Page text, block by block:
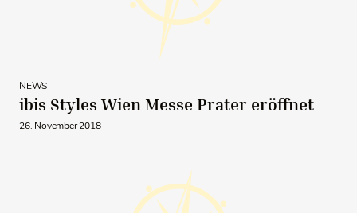
NEWS
ibis Styles Wien Messe Prater eröffnet
26. November 2018